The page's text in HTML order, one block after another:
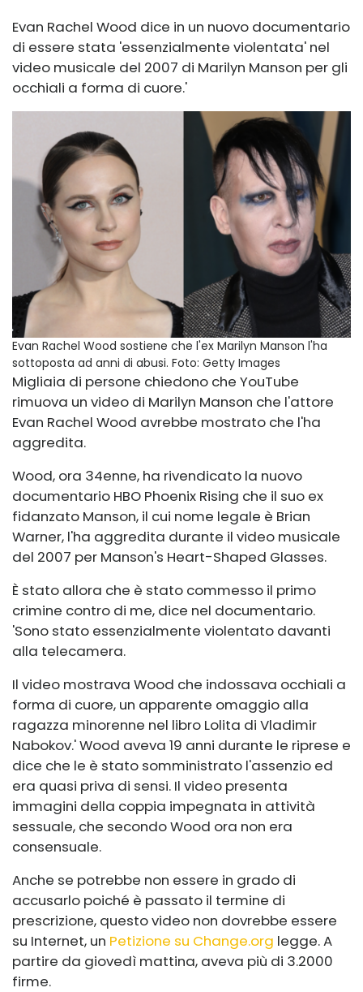
Evan Rachel Wood dice in un nuovo documentario
di essere stata 'essenzialmente violentata' nel
video musicale del 2007 di Marilyn Manson per gli
occhiali a forma di cuore.'
Evan Rachel Wood sostiene che l'ex Marilyn Manson l'ha
sottoposta ad anni di abusi. Foto: Getty Images
Migliaia di persone chiedono che YouTube
rimuova un video di Marilyn Manson che l'attore
Evan Rachel Wood avrebbe mostrato che l'ha
aggredita.
Wood, ora 34enne, ha rivendicato la nuovo
documentario HBO Phoenix Rising che il suo ex
fidanzato Manson, il cui nome legale è Brian
Warner, l'ha aggredita durante il video musicale
del 2007 per Manson's Heart-Shaped Glasses.
È stato allora che è stato commesso il primo
crimine contro di me, dice nel documentario.
'Sono stato essenzialmente violentato davanti
alla telecamera.
Il video mostrava Wood che indossava occhiali a
forma di cuore, un apparente omaggio alla
ragazza minorenne nel libro Lolita di Vladimir
Nabokov.' Wood aveva 19 anni durante le riprese e
dice che le è stato somministrato l'assenzio ed
era quasi priva di sensi. Il video presenta
immagini della coppia impegnata in attività
sessuale, che secondo Wood ora non era
consensuale.
Anche se potrebbe non essere in grado di
accusarlo poiché è passato il termine di
prescrizione, questo video non dovrebbe essere
su Internet, un Petizione su Change.org legge. A
partire da giovedì mattina, aveva più di 3.2000
firme.